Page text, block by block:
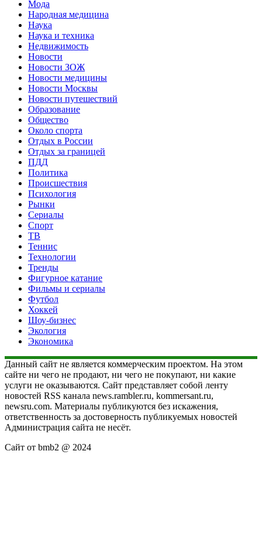
Мода
Народная медицина
Наука
Наука и техника
Недвижимость
Новости
Новости ЗОЖ
Новости медицины
Новости Москвы
Новости путешествий
Образование
Общество
Около спорта
Отдых в России
Отдых за границей
ПДД
Политика
Происшествия
Психология
Рынки
Сериалы
Спорт
ТВ
Теннис
Технологии
Тренды
Фигурное катание
Фильмы и сериалы
Футбол
Хоккей
Шоу-бизнес
Экология
Экономика
Данный сайт не является коммерческим проектом. На этом
сайте ни чего не продают, ни чего не покупают, ни какие
услуги не оказываются. Сайт представляет собой ленту
новостей RSS канала news.rambler.ru, kommersant.ru,
newsru.com. Материалы публикуются без искажения,
ответственность за достоверность публикуемых новостей
Администрация сайта не несёт.
Сайт от bmb2 @ 2024